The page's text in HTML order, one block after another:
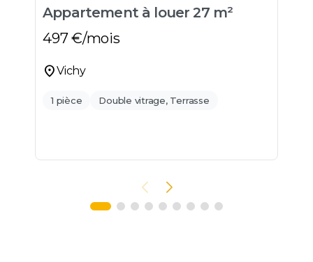
Appartement à louer 27 m²
497€/mois
location_onVichy
1 pièce Double vitrage, Terrasse